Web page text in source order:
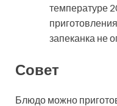
температуре
запеканка не
Совет
Блюдо можно